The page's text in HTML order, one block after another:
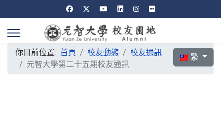
選擇你的語言
繁
你目前位置: 首頁 校友動態
校友通訊
元智大學第二十五期校友通訊